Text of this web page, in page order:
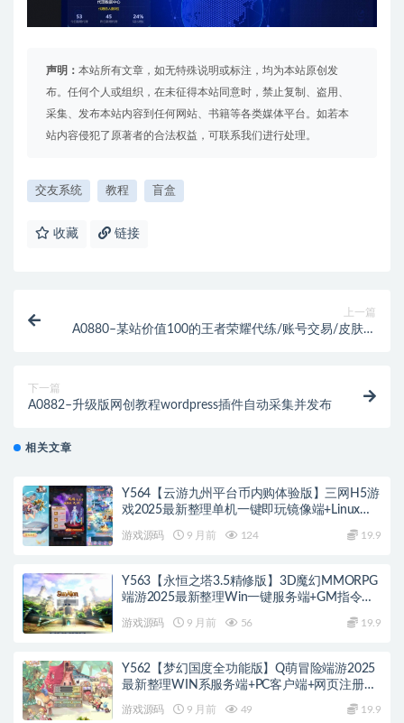
声明： 本站所有文章，如无特殊说明或标注，均为本站原创发
布。任何个人或组织，在未征得本站同意时，禁止复制、盗用、
采集、发布本站内容到任何网站、书籍等各类媒体平台。如若本
站内容侵犯了原著者的合法权益，可联系我们进行处理。
交友系统 教程 盲盒
收藏 链接
上一篇
A0880–某站价值100的王者荣耀代练/账号交易/皮肤交
下一篇
A0882–升级版网创教程wordpress插件自动采集并发布
相关文章
Y564【云游九州平台币内购体验版】三网H5游
戏2025最新整理单机一键即玩镜像端+Linux手
游戏源码 9 月前 124 19.9
Y563【永恒之塔3.5精修版】3D魔幻MMORPG
端游2025最新整理Win一键服务端+GM指令
游戏源码 9 月前 56 19.9
Y562【梦幻国度全功能版】Q萌冒险端游2025
最新整理WIN系服务端+PC客户端+网页注册
游戏源码 9 月前 49 19.9